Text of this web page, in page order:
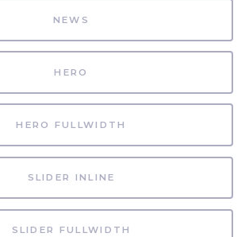
NEWS
HERO
HERO FULLWIDTH
SLIDER INLINE
SLIDER FULLWIDTH